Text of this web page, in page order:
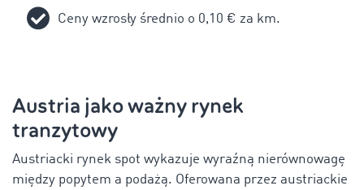
Ceny wzrosły średnio o 0,10 € za km.
Austria jako ważny rynek
tranzytowy
Austriacki rynek spot wykazuje wyraźną nierównowagę
między popytem a podażą. Oferowana przez austriackie